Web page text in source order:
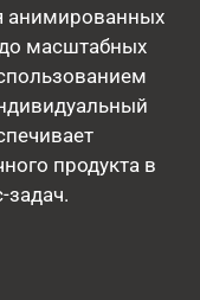
анимированных
масштабных
продукта в
задач.